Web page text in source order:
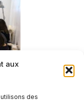
aux
des